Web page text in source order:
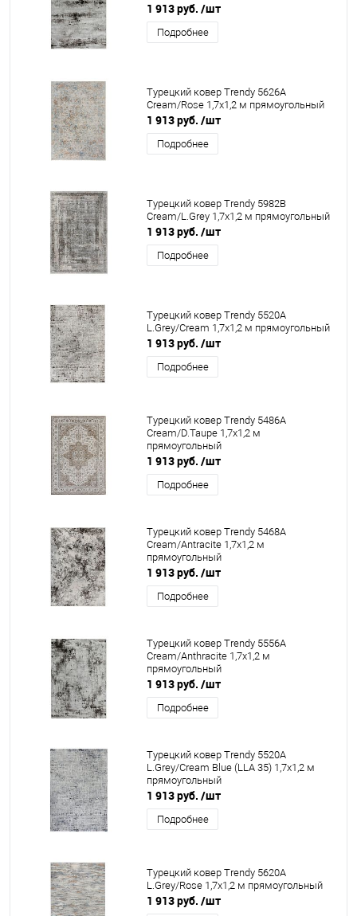
1 913 руб. /шт
Подробнее
Турецкий ковер Trendy 5626A
Cream/Rose 1,7x1,2 м прямоугольный
1 913 руб. /шт
Подробнее
Турецкий ковер Trendy 5982B
Cream/L.Grey 1,7x1,2 м прямоугольный
1 913 руб. /шт
Подробнее
Турецкий ковер Trendy 5520A
L.Grey/Cream 1,7x1,2 м прямоугольный
1 913 руб. /шт
Подробнее
Турецкий ковер Trendy 5486A
Cream/D.Taupe 1,7x1,2 м
прямоугольный
1 913 руб. /шт
Подробнее
Турецкий ковер Trendy 5468A
Cream/Antracite 1,7x1,2 м
прямоугольный
1 913 руб. /шт
Подробнее
Турецкий ковер Trendy 5556A
Cream/Anthracite 1,7x1,2 м
прямоугольный
1 913 руб. /шт
Подробнее
Турецкий ковер Trendy 5520A
L.Grey/Cream Blue (LLA 35) 1,7x1,2 м
прямоугольный
1 913 руб. /шт
Подробнее
Турецкий ковер Trendy 5620A
L.Grey/Rose 1,7x1,2 м прямоугольный
1 913 руб. /шт